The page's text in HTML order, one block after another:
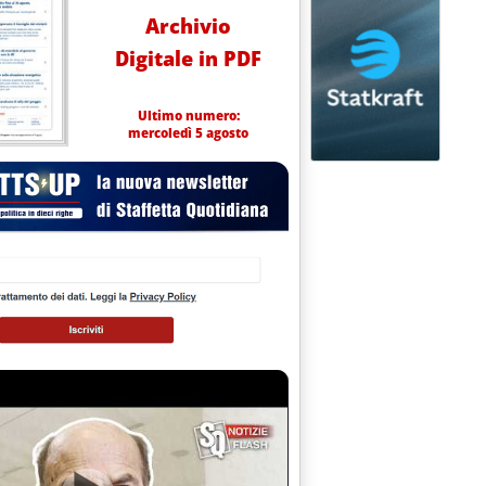
Archivio
Digitale in PDF
Ultimo numero:
mercoledì 5 agosto